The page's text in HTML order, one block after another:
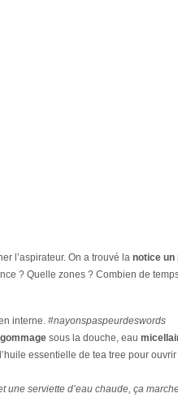
l’aspirateur. On a trouvé la notice un
? Quelle zones ? Combien de
interne. #nayonspaspeurdeswords
gommage sous la douche, eau
essentielle de tea tree pour
une serviette d’eau chaude, ça